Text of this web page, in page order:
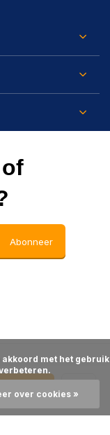
Abonneer
Policy Sitemap
byWebdinge
over cookies »